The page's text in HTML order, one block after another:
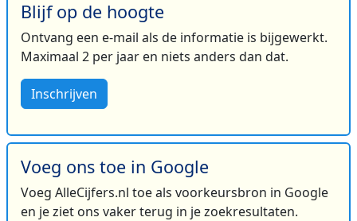
Blijf op de hoogte
Ontvang een e-mail als de informatie is bijgewerkt.
Maximaal 2 per jaar en niets anders dan dat.
Inschrijven
Voeg ons toe in Google
Voeg AlleCijfers.nl toe als voorkeursbron in Google
en je ziet ons vaker terug in je zoekresultaten.